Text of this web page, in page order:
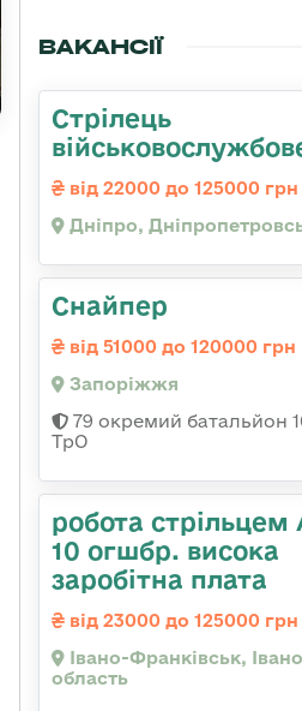
ВАКАНСІЇ
Стрілець
від 22000 до 125000 грн
Дніпро,
Снайпер
від 51000 до 120000 грн
Запоріжжя
79 окремий батальйон
ТрО
робота стрільцем
10 огшбр. висока
заробітна плата
від 23000 до 125000 грн
Івано-Франківськ,
область